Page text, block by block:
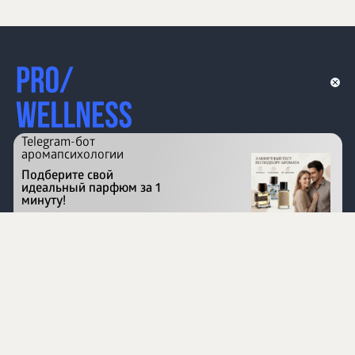
Перейти на сайт
Telegram-бот
аромапсихологии
Подберите свой
идеальный парфюм за 1
минуту!